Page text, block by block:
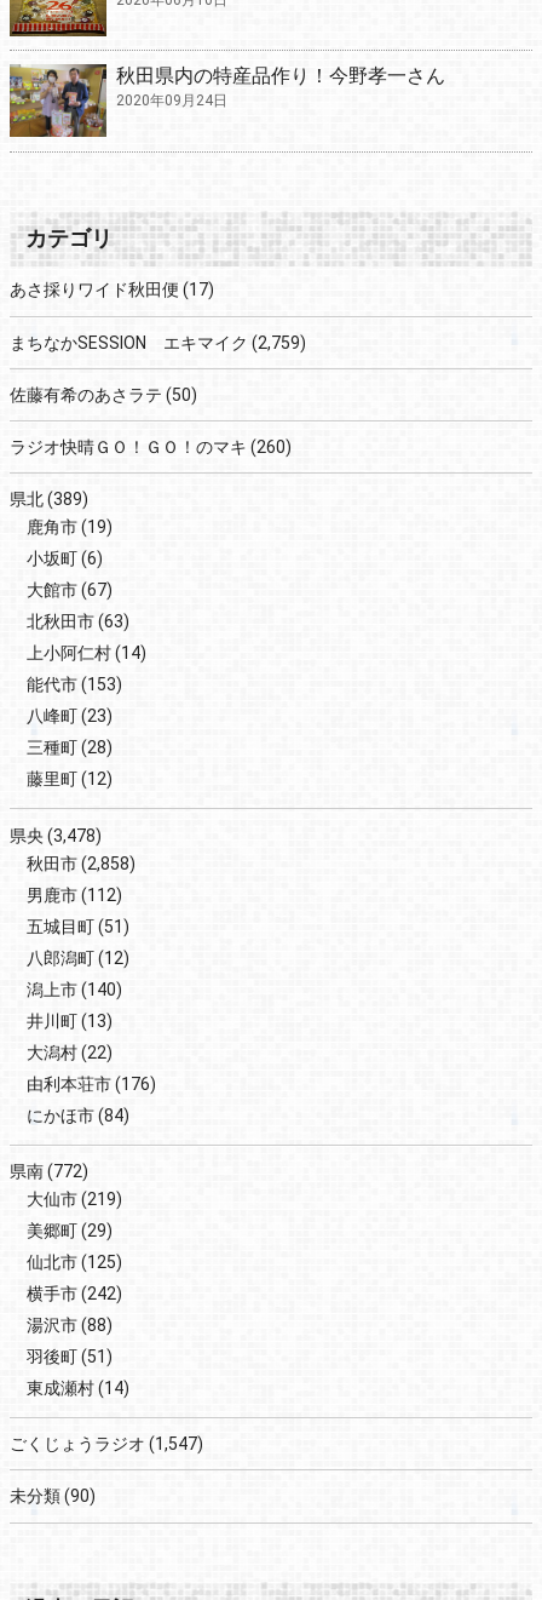
秋田県内の特産品作り！今野孝一さん
2020年09月24日
カテゴリ
あさ採りワイド秋田便 (17)
まちなかSESSION エキマイク (2,759)
佐藤有希のあさラテ (50)
ラジオ快晴ＧＯ！ＧＯ！のマキ (260)
県北(389)
鹿角市(19)
小坂町(6)
大館市(67)
北秋田市(63)
上小阿仁村(14)
能代市(153)
八峰町(23)
三種町(28)
藤里町(12)
県央(3,478)
秋田市(2,858)
男鹿市(112)
五城目町(51)
八郎潟町(12)
潟上市(140)
井川町(13)
大潟村(22)
由利本荘市(176)
にかほ市(84)
県南(772)
大仙市(219)
美郷町(29)
仙北市(125)
横手市(242)
湯沢市(88)
羽後町(51)
東成瀬村(14)
ごくじょうラジオ (1,547)
未分類(90)